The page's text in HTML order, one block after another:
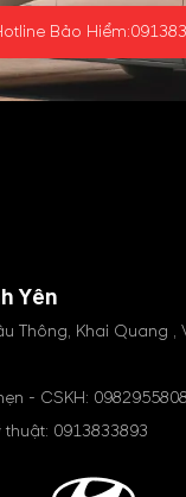
Bảo Hiểm:
Yên
Thông, Khai Quang ,
- CSKH: 0982955808
thuật: 0913833893